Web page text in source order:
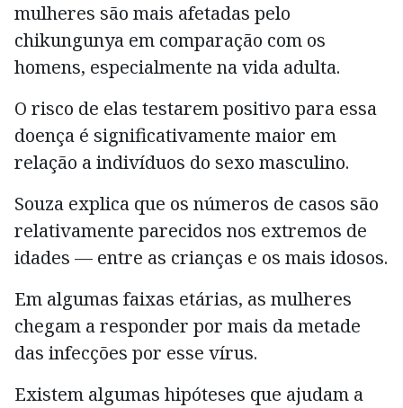
mulheres são mais afetadas pelo
chikungunya em comparação com os
homens, especialmente na vida adulta.
O risco de elas testarem positivo para essa
doença é significativamente maior em
relação a indivíduos do sexo masculino.
Souza explica que os números de casos são
relativamente parecidos nos extremos de
idades — entre as crianças e os mais idosos.
Em algumas faixas etárias, as mulheres
chegam a responder por mais da metade
das infecções por esse vírus.
Existem algumas hipóteses que ajudam a